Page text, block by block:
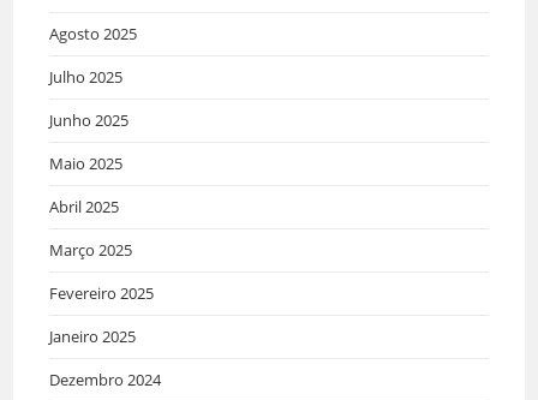
Agosto 2025
Julho 2025
Junho 2025
Maio 2025
Abril 2025
Março 2025
Fevereiro 2025
Janeiro 2025
Dezembro 2024